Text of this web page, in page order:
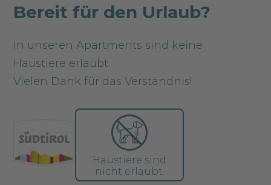
Bereit für den Urlaub?
In unseren Apartments sind keine
Haustiere erlaubt.
Vielen Dank für das Verständnis!
Haustiere sind
nicht erlaubt.